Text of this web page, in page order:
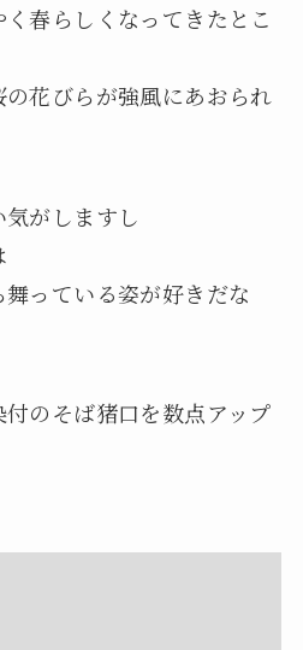
春らしくなってきたとこ
花びらが強風にあおられ
がしますし
っている姿が好きだな
のそば猪口を数点アップ